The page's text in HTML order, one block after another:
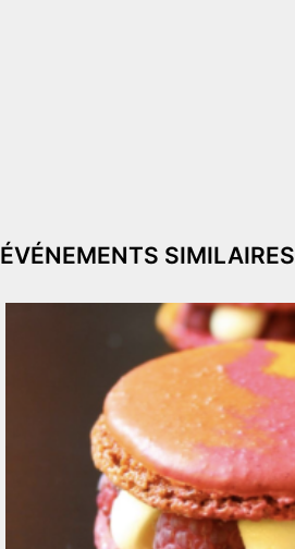
ÉVÉNEMENTS SIMILAIRES